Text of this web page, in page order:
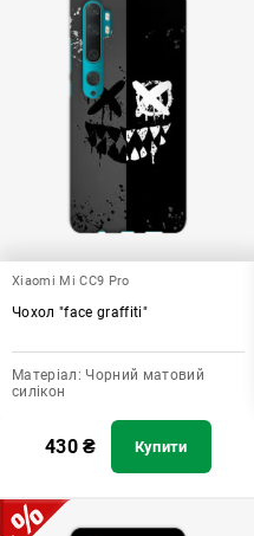
Xiaomi Mi CC9 Pro
Чохол "face graffiti"
Матеріал: Чорний матовий
силікон
430₴ Купити